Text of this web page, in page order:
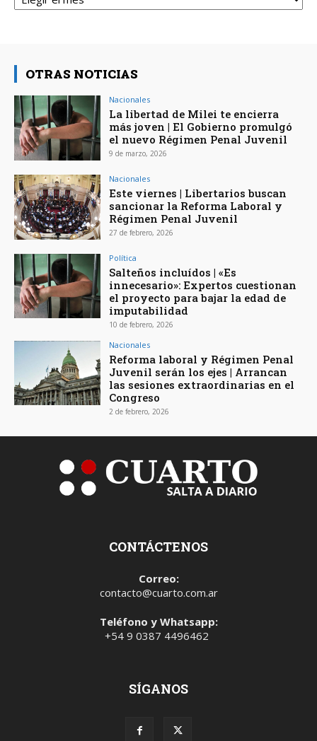
OTRAS NOTICIAS
Nacionales
La libertad de Milei te encierra
más joven | El Gobierno promulgó
el nuevo Régimen Penal Juvenil
9 de marzo, 2026
Nacionales
Este viernes | Libertarios buscan
sancionar la Reforma Laboral y
Régimen Penal Juvenil
27 de febrero, 2026
Política
Salteños incluídos | «Es
innecesario»: Expertos cuestionan
el proyecto para bajar la edad de
imputabilidad
10 de febrero, 2026
Nacionales
Reforma laboral y Régimen Penal
Juvenil serán los ejes | Arrancan
las sesiones extraordinarias en el
Congreso
2 de febrero, 2026
CONTÁCTENOS
Correo:
contacto@cuarto.com.ar
Teléfono y Whatsapp:
+54 9 0387 4496462
SÍGANOS